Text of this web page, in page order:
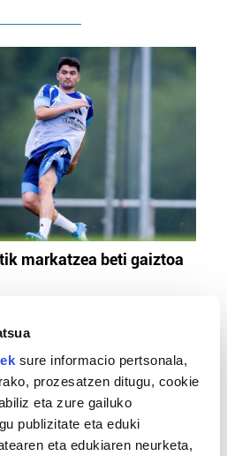
sure informacio pertsonala,
prozesatzen ditugu, cookie
eta zure gailuko
publizitate eta eduki
eta edukiaren neurketa,
markatzea beti gaiztoa